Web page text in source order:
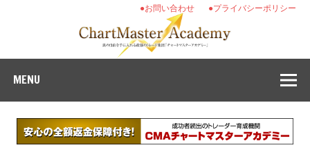
●プライバシーポリシー
●お問い合わせ
MENU